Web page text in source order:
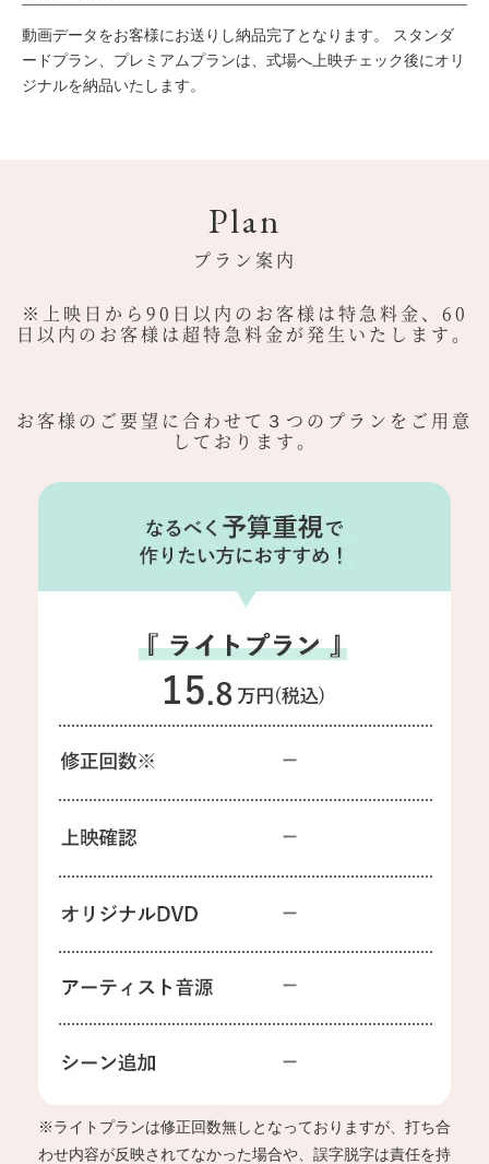
動画データをお客様にお送りし納品完了となります。
スタンダ
ードプラン、プレミアムプランは、式場へ上映チェック後にオリ
ジナルを納品いたします。
Plan
プラン案内
※上映日から90日以内のお客様は特急料金、60
日以内のお客様は超特急料金が発生いたします。
お客様のご要望に合わせて３つのプランをご用意
しております。
※ライトプランは修正回数無しとなっておりますが、打ち合
わせ内容が反映されてなかった場合や、誤字脱字は責任を持